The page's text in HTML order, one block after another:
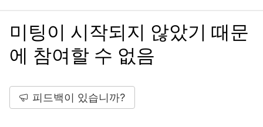
미팅이 시작되지 않았기 때문
에 참여할 수 없음
피드백이 있습니까?